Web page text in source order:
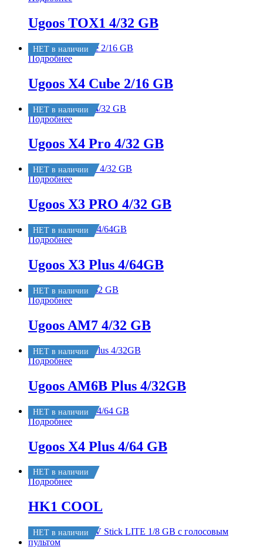
Ugoos TOX1 4/32 GB
НЕТ в наличии
Подробнее
Ugoos X4 Cube 2/16 GB
НЕТ в наличии
Подробнее
Ugoos X4 Pro 4/32 GB
НЕТ в наличии
Подробнее
Ugoos X3 PRO 4/32 GB
НЕТ в наличии
Подробнее
Ugoos X3 Plus 4/64GB
НЕТ в наличии
Подробнее
Ugoos AM7 4/32 GB
НЕТ в наличии
Подробнее
Ugoos AM6B Plus 4/32GB
НЕТ в наличии
Подробнее
Ugoos X4 Plus 4/64 GB
НЕТ в наличии
Подробнее
HK1 COOL
НЕТ в наличии